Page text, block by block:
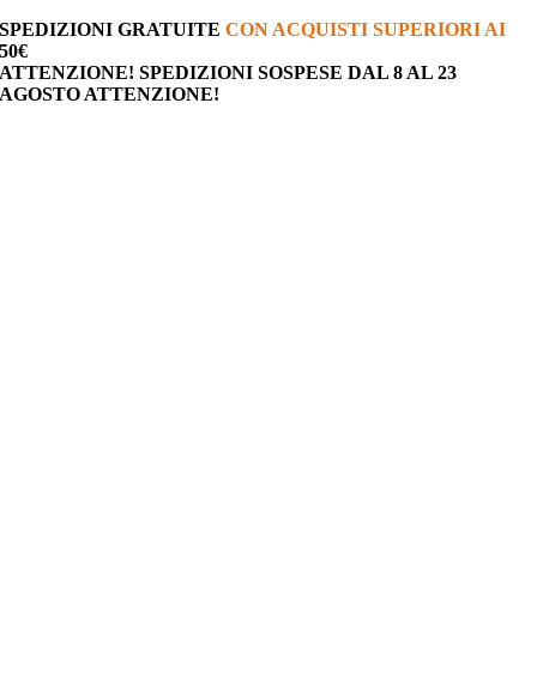
Salta
al
contenuto
SPEDIZIONIGRATUITE CON ACQUISTI SUPERIORI AI
50€
ATTENZIONE!SPEDIZIONI SOSPESE DAL 8 AL 23
AGOSTO ATTENZIONE!